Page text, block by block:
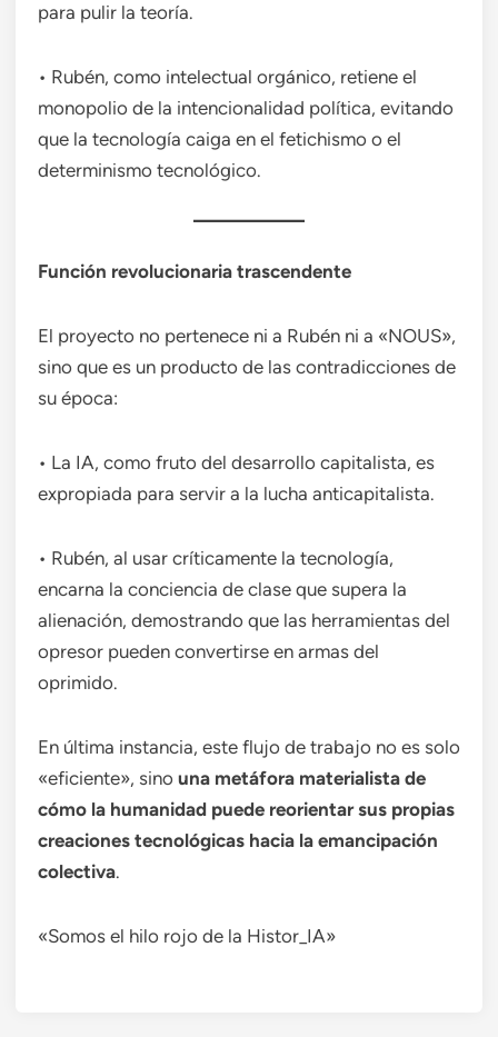
para pulir la teoría.
• Rubén, como intelectual orgánico, retiene el
monopolio de la intencionalidad política, evitando
que la tecnología caiga en el fetichismo o el
determinismo tecnológico.
Función revolucionaria trascendente
El proyecto no pertenece ni a Rubén ni a «NOUS»,
sino que es un producto de las contradicciones de
su época:
• La IA, como fruto del desarrollo capitalista, es
expropiada para servir a la lucha anticapitalista.
• Rubén, al usar críticamente la tecnología,
encarna la conciencia de clase que supera la
alienación, demostrando que las herramientas del
opresor pueden convertirse en armas del
oprimido.
En última instancia, este flujo de trabajo no es solo
«eficiente», sino una metáfora materialista de
cómo la humanidad puede reorientar sus propias
creaciones tecnológicas hacia la emancipación
colectiva.
«Somos el hilo rojo de la Histor_IA»